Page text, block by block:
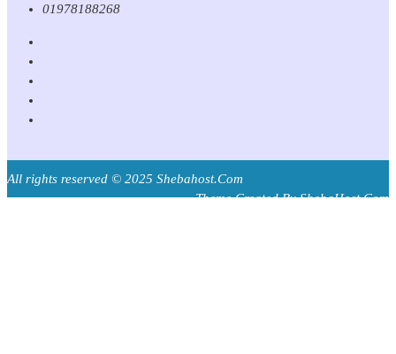
01978188268
All rights reserved © 2025 Shebahost.Com
Theme Created By ShebaHost.Com